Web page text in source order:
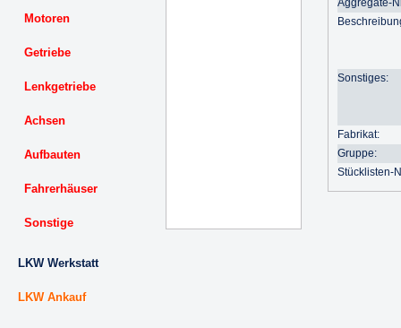
Motoren
Getriebe
Lenkgetriebe
Achsen
Aufbauten
Fahrerhäuser
Sonstige
LKW Werkstatt
LKW Ankauf
Aggregate-
Sonstiges:
Fabrikat:
Gruppe:
Stücklisten-